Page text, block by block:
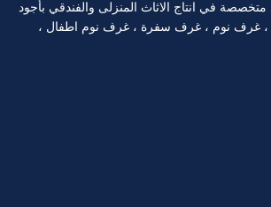
في انتاج الاثاث المنزلى والفندقي بأجود
، غرف نوم ، غرف سفرة ، غرف نوم اطفال ،